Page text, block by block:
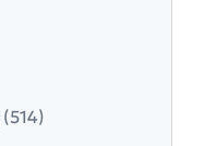
(514)